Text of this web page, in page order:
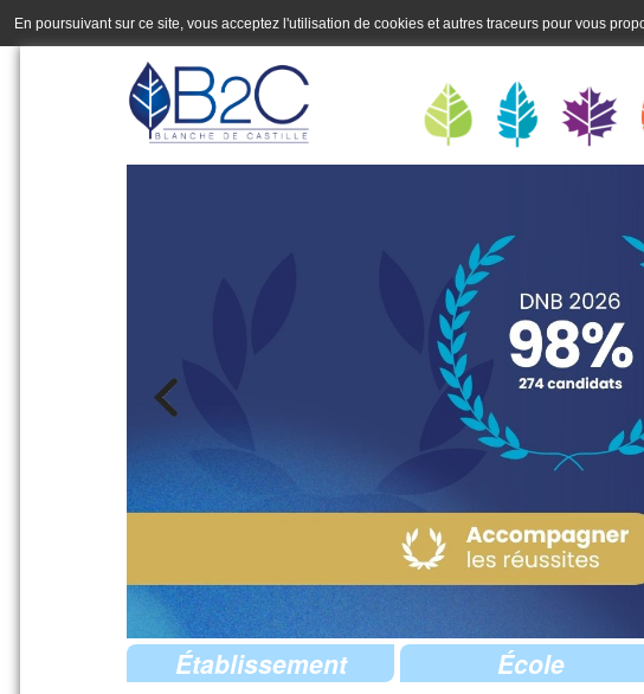
En poursuivant sur ce site, vous acceptez l'utilisation de cookies et autres traceurs pour vous
Établissement École